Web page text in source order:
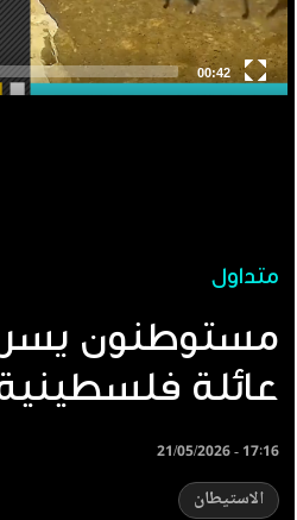
متداول
مستوطنون
عائلة
21/05/2026 - 17:16
الاستيطان